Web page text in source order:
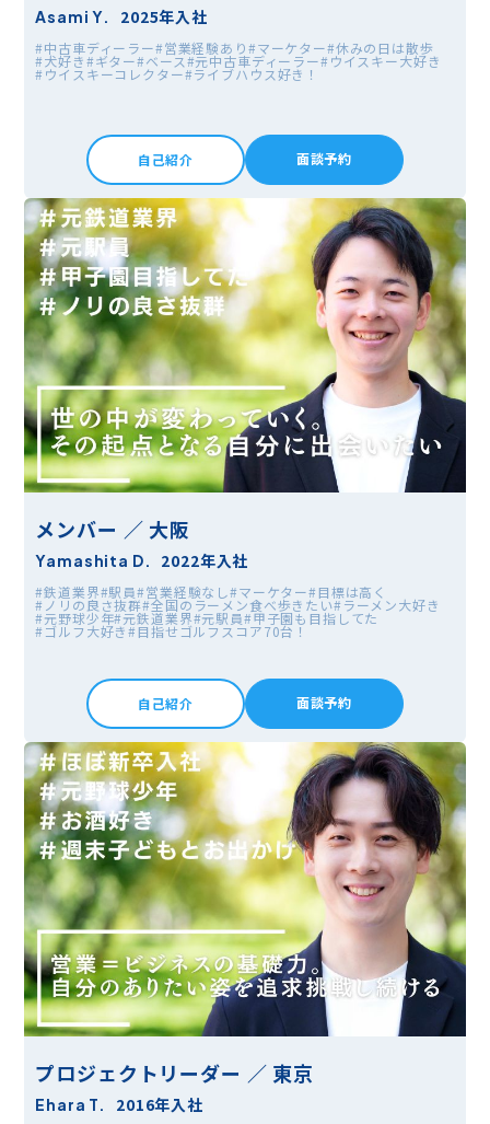
Asami Y. 2025年入社
#中古車ディーラー#営業経験あり#マーケター#休みの日は散歩
#犬好き#ギター#ベース#元中古車ディーラー#ウイスキー大好き
#ウイスキーコレクター#ライブハウス好き！
自己紹介 面談予約
メンバー ／ 大阪
Yamashita D. 2022年入社
#鉄道業界#駅員#営業経験なし#マーケター#目標は高く
#ノリの良さ抜群#全国のラーメン食べ歩きたい#ラーメン大好き
#元野球少年#元鉄道業界#元駅員#甲子園も目指してた
#ゴルフ大好き#目指せゴルフスコア70台！
自己紹介 面談予約
プロジェクトリーダー ／ 東京
Ehara T. 2016年入社